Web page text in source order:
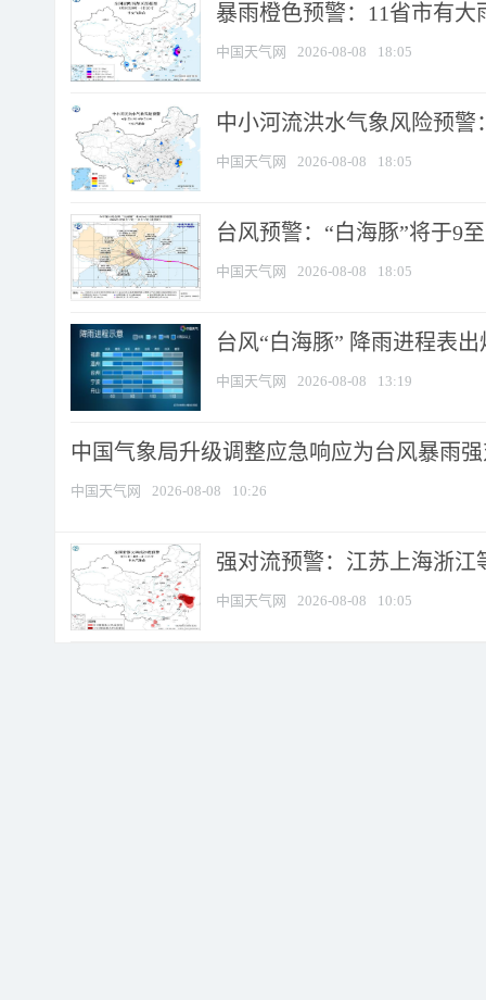
暴雨橙色预警：11省市有
中国天气网 2026-08-08 18:05
中小河流洪水气象风险预
中国天气网 2026-08-08 18:05
台风预警：“白海豚”将于9
中国天气网 2026-08-08 18:05
台风“白海豚” 降雨进程表
中国天气网 2026-08-08 13:19
中国气象局升级调整应急响应为台风暴雨
中国天气网 2026-08-08 10:26
强对流预警：江苏上海浙江
中国天气网 2026-08-08 10:05